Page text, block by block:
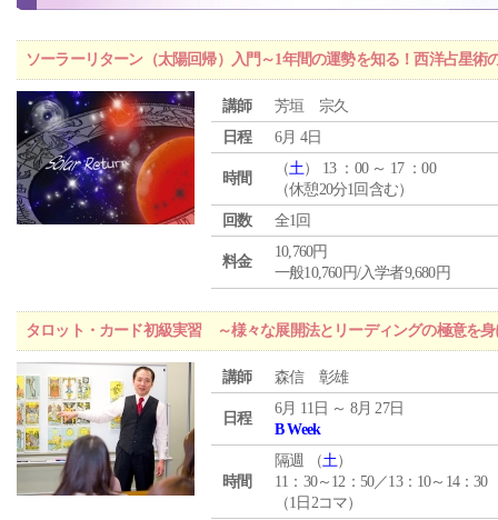
ソーラーリターン（太陽回帰）入門～1年間の運勢を知る！西洋占星術
講師
芳垣 宗久
日程
6月 4日
時間
（土） 13 ：00 ～ 17 ：00
（休憩20分1回含む）
回数
全1回
料金
10,760円
一般10,760円/入学者9,680円
タロット・カード初級実習 ～様々な展開法とリーディングの極意を身
講師 森信 彰雄
日程
6月 11日 ～ 8月 27日
B Week
時間
隔週 （土）
11：30～12：50／13：10～14：30
（1日2コマ）